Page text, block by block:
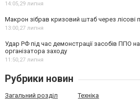
14:05,29 липня
Макрон зібрав кризовий штаб через лісові
13:00,27 липня
Удар РФ під час демонстрації засобів ППО
організатора заходу
11:50,27 липня
Рубрики новин
Загальний розділ Техніка